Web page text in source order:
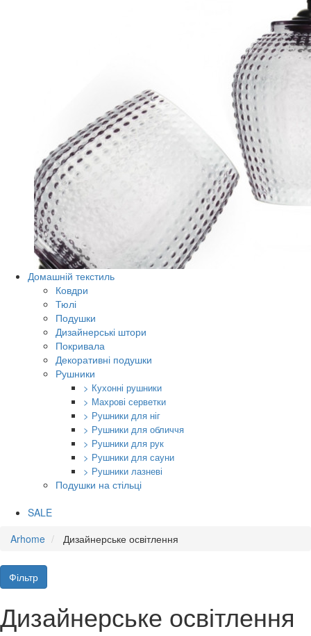
Домашній текстиль
Ковдри
Тюлі
Подушки
Дизайнерські штори
Покривала
Декоративні подушки
Рушники
> Кухонні рушники
> Махрові серветки
> Рушники для ніг
> Рушники для обличчя
> Рушники для рук
> Рушники для сауни
> Рушники лазневі
Подушки на стільці
SALE
Arhome
Дизайнерське освітлення
Фільтр
Дизайнерське освітлення